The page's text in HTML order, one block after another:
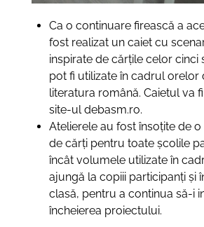
Ca o continuare firească a
fost realizat un caiet cu
inspirate de cărțile celor cinci
pot fi utilizate în cadrul orelor
literatura română. Caietul va
site-ul debasm.ro.
Atelierele au fost însoțite de
de cărți pentru toate școlile
încât volumele utilizate în
ajungă la copiii participanți și
clasă, pentru a continua să-i
încheierea proiectului.